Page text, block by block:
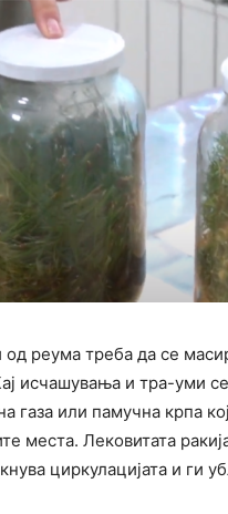
од реума треба да се
исчашувања и тра-уми
газа или памучна крпа
места. Лековитата
циркулацијата и ги